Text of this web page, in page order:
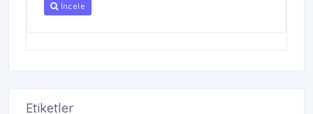
İncele
Etiketler